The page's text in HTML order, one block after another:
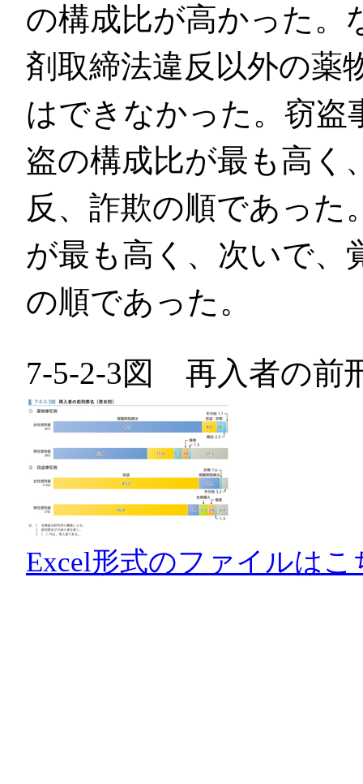
の構成比が高かった。
剤取締法違反以外の薬
はできなかった。窃盗
盗の構成比が最も高く
反、詐欺の順であった
が最も高く、次いで、
の順であった。
7-5-2-3図 再入者の前
Excel形式のファイルはこ